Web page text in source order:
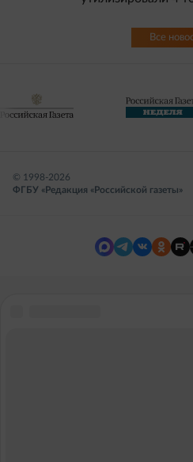
Все
© 1998-2026
ФГБУ «Редакция «Российской газеты»